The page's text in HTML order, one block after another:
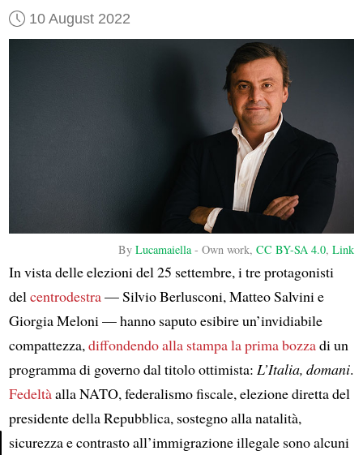
10 August 2022
ByLucamaiella-Own work,CC BY-SA 4.0,Link
In vista delle elezioni del 25 settembre, i tre protagonisti
delcentrodestra— Silvio Berlusconi, Matteo Salvini e
Giorgia Meloni — hanno saputo esibire un’invidiabile
compattezza,diffondendo alla stampala prima bozzadi un
programma di governo dal titolo ottimista: L’Italia, domani.
Fedeltàalla NATO, federalismo fiscale, elezione diretta del
presidente della Repubblica, sostegno alla natalità,
sicurezza e contrasto all’immigrazione illegale sono alcuni